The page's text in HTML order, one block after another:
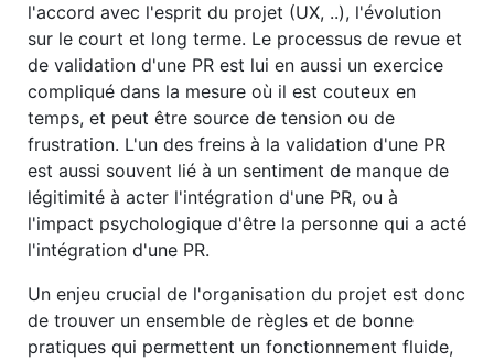
l'accord avec l'esprit du projet (UX, ..), l'évolution
sur le court et long terme. Le processus de revue et
de validation d'une PR est lui en aussi un exercice
compliqué dans la mesure où il est couteux en
temps, et peut être source de tension ou de
frustration. L'un des freins à la validation d'une PR
est aussi souvent lié à un sentiment de manque de
légitimité à acter l'intégration d'une PR, ou à
l'impact psychologique d'être la personne qui a acté
l'intégration d'une PR.
Un enjeu crucial de l'organisation du projet est donc
de trouver un ensemble de règles et de bonne
pratiques qui permettent un fonctionnement fluide,